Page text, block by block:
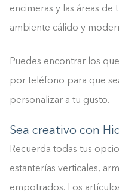
encimeras y las áreas de
ambiente cálido y
Puedes encontrar los
por teléfono para que
personalizar a tu gusto.
Sea creativo con
Recuerda todas tus
estanterías verticales,
empotrados. Los